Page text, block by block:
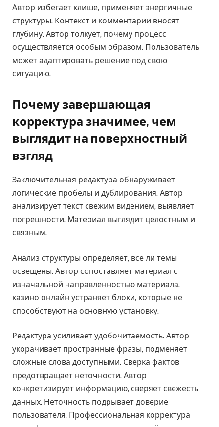
Автор избегает клише, применяет энергичные
структуры. Контекст и комментарии вносят
глубину. Автор толкует, почему процесс
осуществляется особым образом. Пользователь
может адаптировать решение под свою
ситуацию.
Почему завершающая
корректура значимее, чем
выглядит на поверхностный
взгляд
Заключительная редактура обнаруживает
логические пробелы и дублирования. Автор
анализирует текст свежим видением, выявляет
погрешности. Материал выглядит целостным и
связным.
Анализ структуры определяет, все ли темы
освещены. Автор сопоставляет материал с
изначальной направленностью материала.
казино онлайн устраняет блоки, которые не
способствуют на основную установку.
Редактура усиливает удобочитаемость. Автор
укорачивает пространные фразы, подменяет
сложные слова доступными. Сверка фактов
предотвращает неточности. Автор
конкретизирует информацию, сверяет свежесть
данных. Неточность подрывает доверие
пользователя. Профессиональная корректура